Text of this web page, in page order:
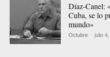
Díaz-Canel:
Cuba, se lo
mundo»
Octubre - julio